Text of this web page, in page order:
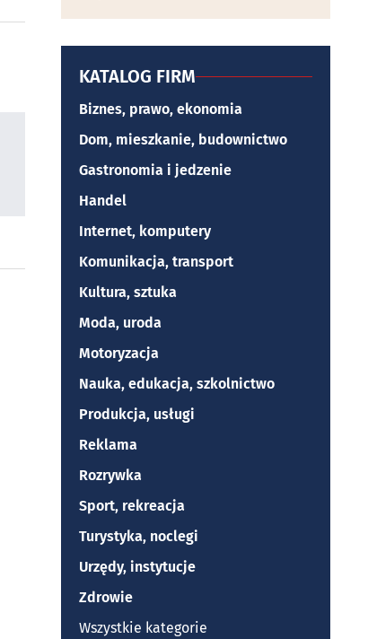
KATALOG FIRM
Biznes, prawo, ekonomia
Dom, mieszkanie, budownictwo
Gastronomia i jedzenie
Handel
Internet, komputery
Komunikacja, transport
Kultura, sztuka
Moda, uroda
Motoryzacja
Nauka, edukacja, szkolnictwo
Produkcja, usługi
Reklama
Rozrywka
Sport, rekreacja
Turystyka, noclegi
Urzędy, instytucje
Zdrowie
Wszystkie kategorie